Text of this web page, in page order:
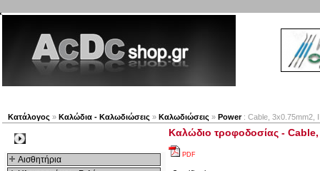
Κατάλογος » Καλώδια - Καλωδιώσεις » Καλωδιώσεις » Power: Cable, 3x0.75mm2,
Αισθητήρια
Καλώδιο τροφοδοσίας -
PDF